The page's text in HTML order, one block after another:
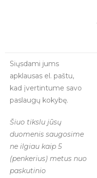
Siųsdami jums
apklausas el. paštu,
kad įvertintume savo
paslaugų kokybę.
Šiuo tikslu jūsų
duomenis saugosime
ne ilgiau kaip 5
(penkerius) metus nuo
paskutinio